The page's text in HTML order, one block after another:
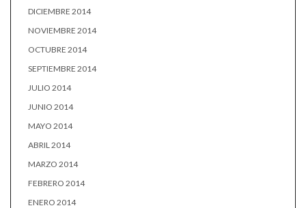
DICIEMBRE 2014
NOVIEMBRE 2014
OCTUBRE 2014
SEPTIEMBRE 2014
JULIO 2014
JUNIO 2014
MAYO 2014
ABRIL 2014
MARZO 2014
FEBRERO 2014
ENERO 2014